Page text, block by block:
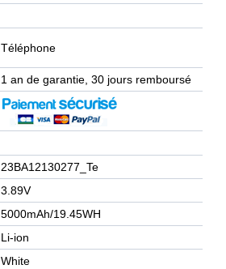
Téléphone
1 an de garantie, 30 jours remboursé
23BA12130277_Te
3.89V
5000mAh/19.45WH
Li-ion
White